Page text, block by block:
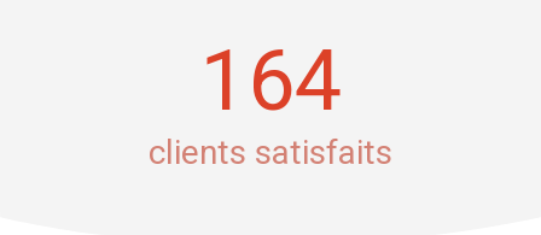
164
clients satisfaits